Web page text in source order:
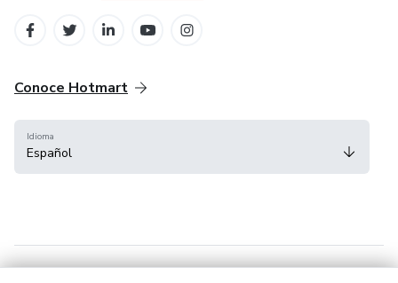
Conoce Hotmart
Idioma
Español